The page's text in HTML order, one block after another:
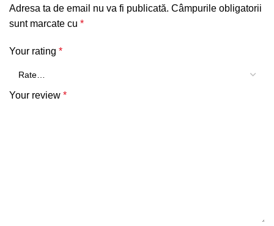
Adresa ta de email nu va fi publicată. Câmpurile obligatorii
sunt marcate cu *
Your rating *
Your review *